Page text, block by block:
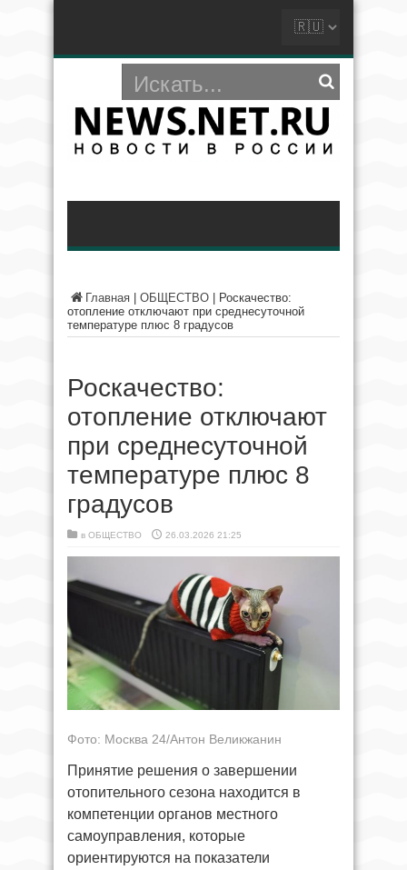
Главная ОБЩЕСТВО
Роскачество:
отопление отключают при среднесуточной
температуре плюс 8 градусов
Роскачество:
отопление отключают
при среднесуточной
температуре плюс 8
градусов
в ОБЩЕСТВО 26.03.2026 21:25
Фото: Москва 24/Антон Великжанин
Принятие решения о завершении
отопительного сезона находится в
компетенции органов местного
самоуправления, которые
ориентируются на показатели